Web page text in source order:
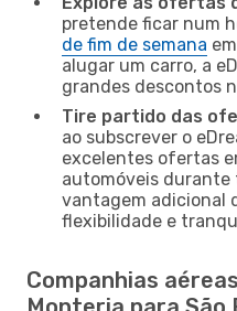
pretende ficar num
de fim de semana
alugar um carro, a
grandes descontos
Tire partido das
ao subscrever o
excelentes ofertas
automóveis durante
vantagem adicional
flexibilidade e
Companhias